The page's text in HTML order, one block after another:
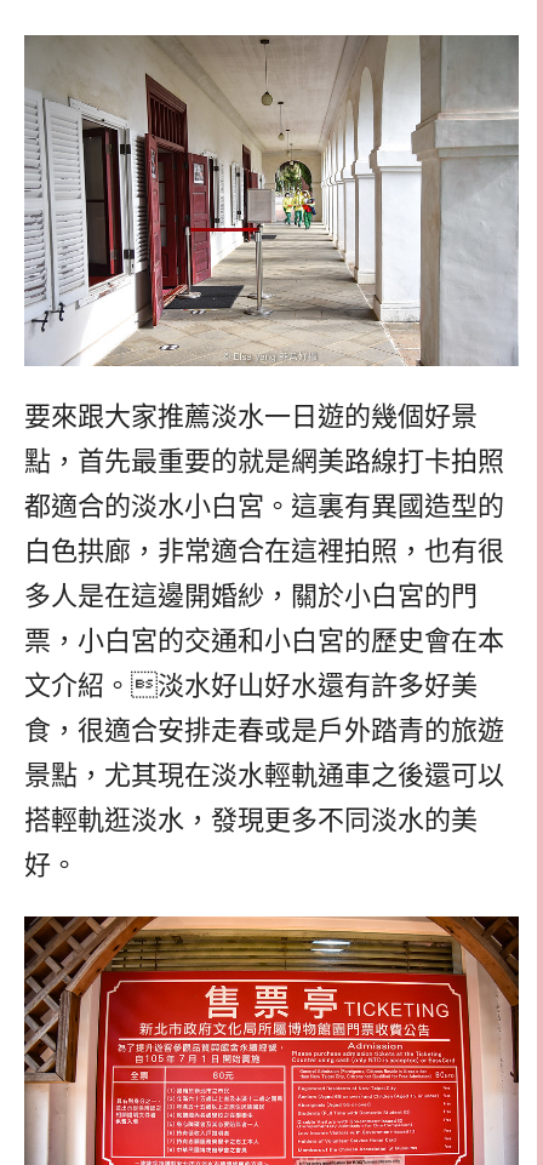
要來跟大家推薦淡水一日遊的幾個好景
點，首先最重要的就是網美路線打卡拍照
都適合的淡水小白宮。這裏有異國造型的
白色拱廊，非常適合在這裡拍照，也有很
多人是在這邊開婚紗，關於小白宮的門
票，小白宮的交通和小白宮的歷史會在本
文介紹。淡水好山好水還有許多好美
食，很適合安排走春或是戶外踏青的旅遊
景點，尤其現在淡水輕軌通車之後還可以
搭輕軌逛淡水，發現更多不同淡水的美
好。